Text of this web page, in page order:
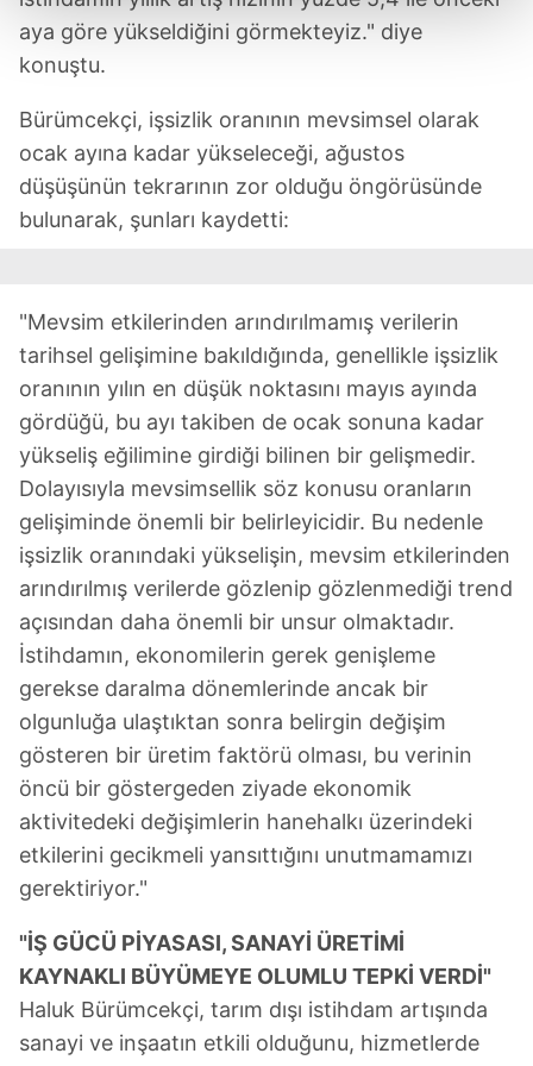
Her halükârda, kullanıcılar, bu çerezlere izin vermedikleri
takdirde, kullanıcılara hedefli reklamlar
gösterilmeyecektir."
Sizlere daha iyi bir hizmet sunabilmek için İnternet
Sitemizde kendimize ve üçüncü kişilere ait çerezler
kullanılmaktadır. Bu çerezler vasıtasıyla çeşitli kişisel
kullanılmaktadır. Diğer çerezler, sitemizin daha işlevsel
kılınması ve kişiselleştirilmesi ve sizlere yönelik
reklam/pazarlama faaliyetlerinin yapılması, amaçlarıyla
sınırlı olarak açık rızanız dahilinde kullanılacaktır.
Çerezlere ilişkin tercihlerinizi aşağıda yer alan panel
vasıtasıyla belirleyebilirsiniz. Çerezlere ilişkin detaylı bilgi
için Ayarlar butonuna tıklayabilir,
Çerez Bilgilendirme
Metnimizi
6698 sayılı Kişisel Verilerin Korunması Kanunu uyarınca
hazırlanmış Aydınlatma Metnimizi okumak ve sitemizde
ilgili mevzuata uygun olarak kullanılan çerezlerle ilgili bilgi
almak için lütfentıklayınız.
aya göre yükseldiğini görmekteyiz." diye
konuştu.
Bürümcekçi, işsizlik oranının mevsimsel olarak
ocak ayına kadar yükseleceği, ağustos
düşüşünün tekrarının zor olduğu öngörüsünde
bulunarak, şunları kaydetti:
"Mevsim etkilerinden arındırılmamış verilerin
tarihsel gelişimine bakıldığında, genellikle işsizlik
oranının yılın en düşük noktasını mayıs ayında
gördüğü, bu ayı takiben de ocak sonuna kadar
yükseliş eğilimine girdiği bilinen bir gelişmedir.
Dolayısıyla mevsimsellik söz konusu oranların
gelişiminde önemli bir belirleyicidir. Bu nedenle
işsizlik oranındaki yükselişin, mevsim etkilerinden
arındırılmış verilerde gözlenip gözlenmediği trend
açısından daha önemli bir unsur olmaktadır.
İstihdamın, ekonomilerin gerek genişleme
gerekse daralma dönemlerinde ancak bir
olgunluğa ulaştıktan sonra belirgin değişim
gösteren bir üretim faktörü olması, bu verinin
öncü bir göstergeden ziyade ekonomik
aktivitedeki değişimlerin hanehalkı üzerindeki
etkilerini gecikmeli yansıttığını unutmamamızı
gerektiriyor."
"İŞ GÜCÜ PİYASASI, SANAYİ ÜRETİMİ
KAYNAKLI BÜYÜMEYE OLUMLU TEPKİ VERDİ"
Haluk Bürümcekçi, tarım dışı istihdam artışında
sanayi ve inşaatın etkili olduğunu, hizmetlerde